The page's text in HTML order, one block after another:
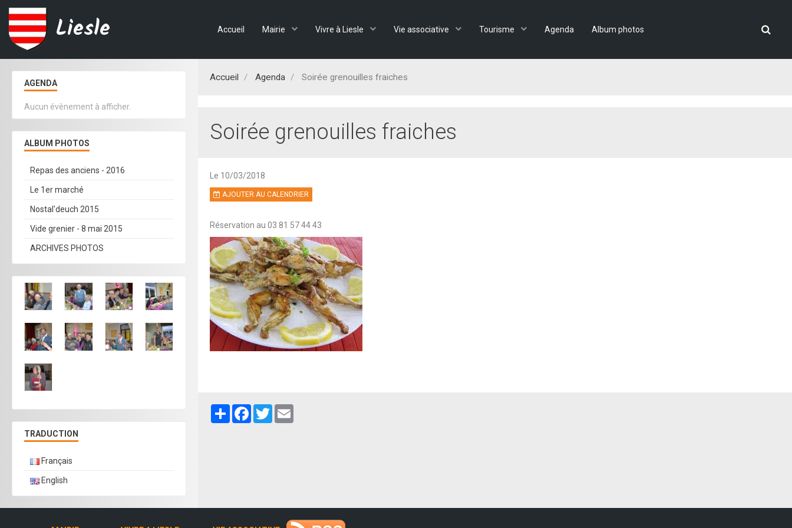
Liesle Accueil Mairie Vivre à Liesle Vie associative Tourisme Agenda Album photos
Accueil Agenda Soirée grenouilles fraiches
Soirée grenouilles fraiches
Le 10/03/2018
AJOUTER AU CALENDRIER
Réservation au 03 81 57 44 43
PartagerFacebook
Twitter
AGENDA
Aucun évènement à afficher.
ALBUM PHOTOS
Repas des anciens - 2016
Le 1er marché
Nostal'deuch 2015
Vide grenier - 8 mai 2015
ARCHIVES PHOTOS
TRADUCTION
Français
English